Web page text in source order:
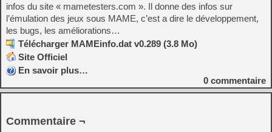
infos du site « mametesters.com ». Il donne des infos sur
l’émulation des jeux sous MAME, c’est a dire le développement,
les bugs, les améliorations…
Télécharger MAMEinfo.dat v0.289 (3.8 Mo)
Site Officiel
En savoir plus…
0 commentaire
Commentaire ¬